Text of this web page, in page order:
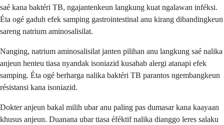
saé kana baktéri TB, ngajantenkeun langkung kuat ngalawan inféksi.
Éta ogé gaduh efek samping gastrointestinal anu kirang dibandingkeun
sareng natrium aminosalisilat.
Nanging, natrium aminosalisilat janten pilihan anu langkung saé nalika
anjeun henteu tiasa nyandak isoniazid kusabab alergi atanapi efek
samping. Éta ogé berharga nalika baktéri TB parantos ngembangkeun
résistansi kana isoniazid.
Dokter anjeun bakal milih ubar anu paling pas dumasar kana kaayaan
khusus anjeun. Duanana ubar tiasa éféktif nalika dianggo leres salaku